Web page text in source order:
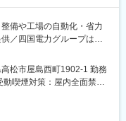
会他
点メンバー
すが、まずは四国内だと
、無借金経営です。
備や工場の自動化・省力
／四国電力グループはじ
までを一貫して対応し、
進モビリティーの運用を
活用を軸として営業を展
松市屋島西町1902-1 勤務
喫煙対策：屋内全面禁煙